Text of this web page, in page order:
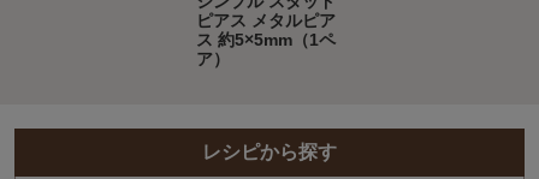
ピアス メタルピア
ス 約5×5mm（1ペ
ア）
レシピから探す